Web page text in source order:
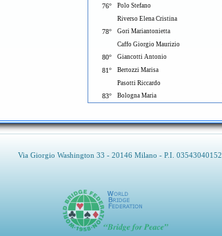
76° Polo Stefano
Riverso Elena Cristina
78° Gori Mariantonietta
Caffo Giorgio Maurizio
80° Giancotti Antonio
81° Bertozzi Marisa
Pasotti Riccardo
83° Bologna Maria
Via Giorgio Washington 33 - 20146 Milano - P.I. 03543040152